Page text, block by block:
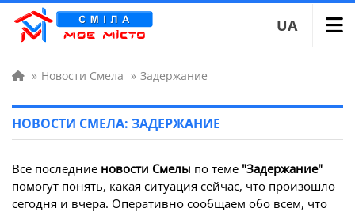
UA
» Новости Смела » Задержание
НОВОСТИ СМЕЛА: ЗАДЕРЖАНИЕ
Все последние новости Смелы по теме "Задержание"
помогут понять, какая ситуация сейчас, что произошло
сегодня и вчера. Оперативно сообщаем обо всем, что